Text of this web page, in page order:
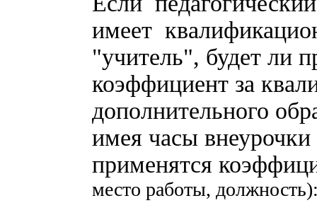
имеет
"учитель", будет ли
коэффициент за
дополнительного
имея часы
применятся
место работы,